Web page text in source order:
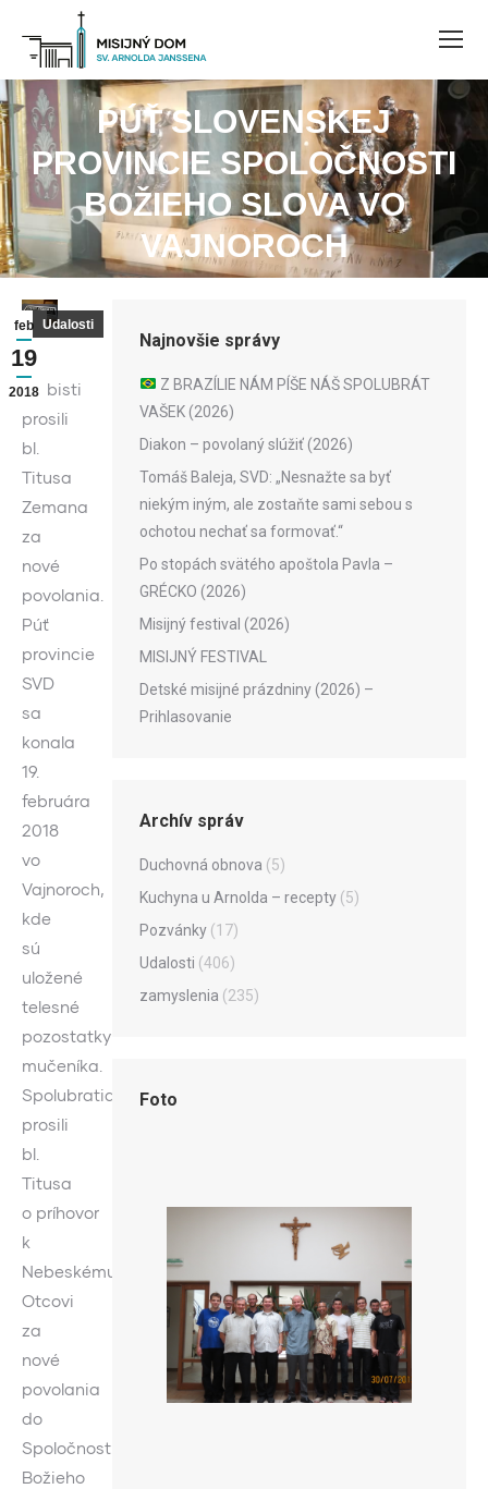
PÚŤ SLOVENSKEJ
PROVINCIE SPOLOČNOSTI
BOŽIEHO SLOVA VO
VAJNOROCH
You are here:
feb
19
2018
Udalosti
Verbisti
prosili
bl.
Titusa
Zemana
za
nové
povolania.
Púť
provincie
SVD
sa
konala
19.
februára
2018
vo
Vajnoroch,
kde
sú
uložené
telesné
pozostatky
mučeníka.
Spolubratia
prosili
bl.
Titusa
o príhovor
k
Nebeskému
Otcovi
za
nové
povolania
do
Spoločnosti
Božieho
Najnovšie správy
Z BRAZÍLIE NÁM PÍŠE NÁŠ SPOLUBRÁT
VAŠEK (2026)
Diakon – povolaný slúžiť (2026)
Tomáš Baleja, SVD: „Nesnažte sa byť
niekým iným, ale zostaňte sami sebou s
ochotou nechať sa formovať.“
Po stopách svätého apoštola Pavla –
GRÉCKO (2026)
Misijný festival (2026)
MISIJNÝ FESTIVAL
Detské misijné prázdniny (2026) –
Prihlasovanie
Archív správ
Duchovná obnova (5)
Kuchyna u Arnolda – recepty (5)
Pozvánky (17)
Udalosti (406)
zamyslenia (235)
Foto